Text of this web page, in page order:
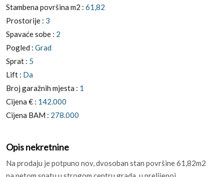
Stambena površina m2 : 61,82
Prostorije : 3
Spavaće sobe : 2
Pogled : Grad
Sprat : 5
Lift : Da
Broj garažnih mjesta : 1
Cijena € : 142.000
Cijena BAM : 278.000
Opis nekretnine
Na prodaju je potpuno nov, dvosoban stan površine 61,82m2